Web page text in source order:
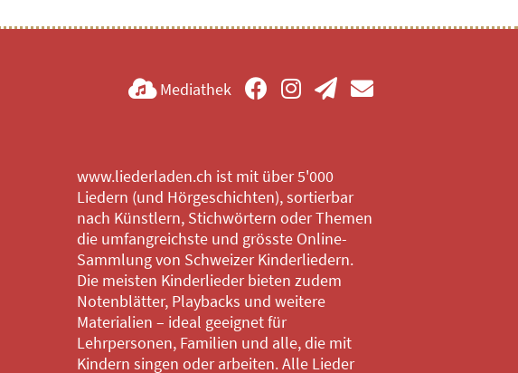
Mediathek
www.liederladen.ch ist mit über 5'000
Liedern (und Hörgeschichten), sortierbar
nach Künstlern, Stichwörtern oder Themen
die umfangreichste und grösste Online-
Sammlung von Schweizer Kinderliedern.
Die meisten Kinderlieder bieten zudem
Notenblätter, Playbacks und weitere
Materialien – ideal geeignet für
Lehrpersonen, Familien und alle, die mit
Kindern singen oder arbeiten. Alle Lieder